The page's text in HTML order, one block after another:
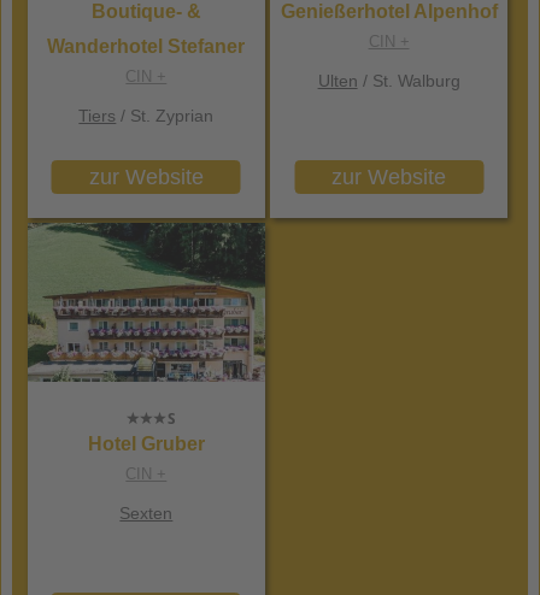
Boutique- &
Wanderhotel Stefaner
CIN +
Tiers / St. Zyprian
zur Website
Genießerhotel Alpenhof
CIN +
Ulten / St. Walburg
zur Website
Hotel Gruber
CIN +
Sexten